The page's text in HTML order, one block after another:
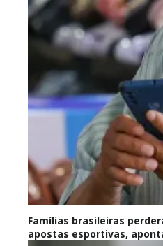
Famílias brasileiras
apostas esportivas,